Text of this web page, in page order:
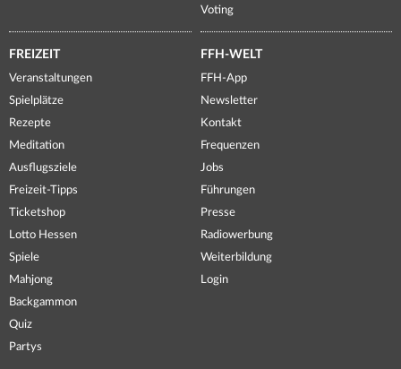
Voting
FREIZEIT
Veranstaltungen
Spielplätze
Rezepte
Meditation
Ausflugsziele
Freizeit-Tipps
Ticketshop
Lotto Hessen
Spiele
Mahjong
Backgammon
Quiz
Partys
FFH-WELT
FFH-App
Newsletter
Kontakt
Frequenzen
Jobs
Führungen
Presse
Radiowerbung
Weiterbildung
Login